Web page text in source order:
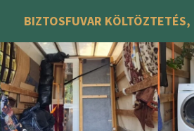
Skip
main
content
BIZTOSFUVAR KÖLTÖZTETÉS,